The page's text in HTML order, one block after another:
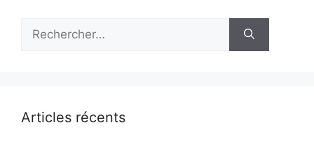
Articles récents